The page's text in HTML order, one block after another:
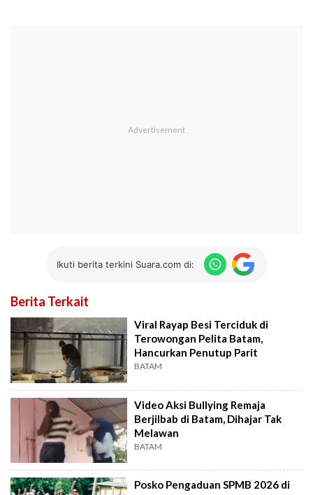
Ikuti berita terkini Suara.com di:
Berita Terkait
Viral Rayap Besi Terciduk di
Terowongan Pelita Batam,
Hancurkan Penutup Parit
BATAM
Video Aksi Bullying Remaja
Berjilbab di Batam, Dihajar Tak
Melawan
BATAM
Posko Pengaduan SPMB 2026 di